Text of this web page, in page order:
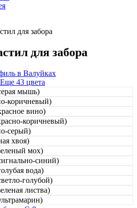
для забора
для забора
Еще 43 цвета
мышь)
коричневый)
вино)
коричневый)
серый)
хвоя)
мох)
синий)
вода)
голубой)
листва)